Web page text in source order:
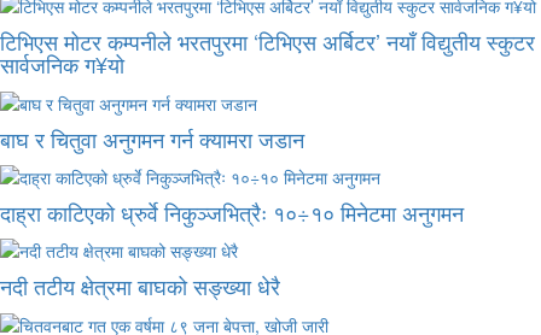
टिभिएस मोटर कम्पनीले भरतपुरमा ‘टिभिएस अर्बिटर’ नयाँ विद्युतीय स्कुटर
सार्वजनिक ग¥यो
बाघ र चितुवा अनुगमन गर्न क्यामरा जडान
दाह्रा काटिएको ध्रुर्वे निकुञ्जभित्रैः १०÷१० मिनेटमा अनुगमन
नदी तटीय क्षेत्रमा बाघको सङ्ख्या धेरै